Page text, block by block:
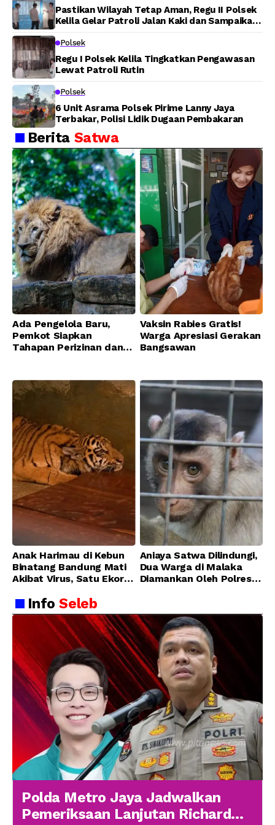
Pastikan Wilayah Tetap Aman, Regu II Polsek
Kelila Gelar Patroli Jalan Kaki dan Sampaikan
Polsek
Regu I Polsek Kelila Tingkatkan Pengawasan
Lewat Patroli Rutin
Polsek
6 Unit Asrama Polsek Pirime Lanny Jaya
Terbakar, Polisi Lidik Dugaan Pembakaran
Berita Satwa
Ada Pengelola Baru,
Pemkot Siapkan
Tahapan Perizinan dan
Vaksin Rabies Gratis!
Warga Apresiasi Gerakan
Bangsawan
Anak Harimau di Kebun
Binatang Bandung Mati
Akibat Virus, Satu Ekor
Membaik
Aniaya Satwa Dilindungi,
Dua Warga di Malaka
Diamankan Oleh Polres
InfoSeleb
Polda Metro Jaya Jadwalkan
Pemeriksaan Lanjutan Richard